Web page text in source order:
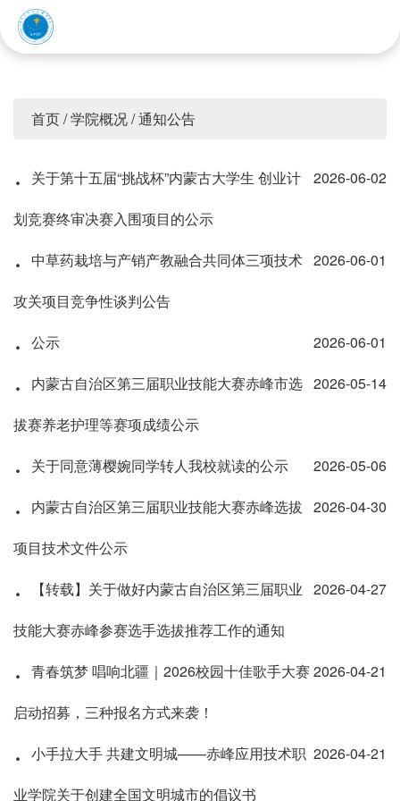
首页/学院概况/通知公告
2026-06-02
·
关于第十五届“挑战杯”内蒙古大学生 创业计
划竞赛终审决赛入围项目的公示
2026-06-01
·
中草药栽培与产销产教融合共同体三项技术
攻关项目竞争性谈判公告
2026-06-01
· 公示
2026-05-14
·
内蒙古自治区第三届职业技能大赛赤峰市选
拔赛养老护理等赛项成绩公示
2026-05-06
·
关于同意薄樱婉同学转人我校就读的公示
2026-04-30
·
内蒙古自治区第三届职业技能大赛赤峰选拔
项目技术文件公示
2026-04-27
·
【转载】关于做好内蒙古自治区第三届职业
技能大赛赤峰参赛选手选拔推荐工作的通知
2026-04-21
· 青春筑梦 唱响北疆｜2026校园十佳歌手大赛
启动招募，三种报名方式来袭！
2026-04-21
· 小手拉大手 共建文明城——赤峰应用技术职
业学院关于创建全国文明城市的倡议书